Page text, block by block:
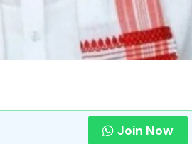
Join Now